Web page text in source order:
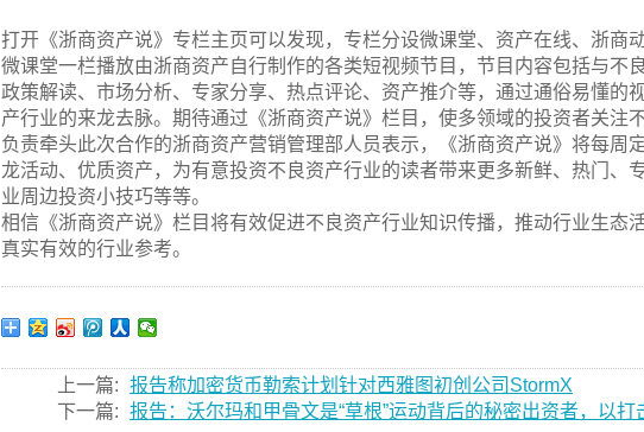
打开《浙商资产说》专栏主页可以发现，专栏分设微课堂、资产在线、浙商
微课堂一栏播放由浙商资产自行制作的各类短视频节目，节目内容包括与不
政策解读、市场分析、专家分享、热点评论、资产推介等，通过通俗易懂的
产行业的来龙去脉。期待通过《浙商资产说》栏目，使多领域的投资者关注
负责牵头此次合作的浙商资产营销管理部人员表示，《浙商资产说》将每周
龙活动、优质资产，为有意投资不良资产行业的读者带来更多新鲜、热门、
业周边投资小技巧等等。
相信《浙商资产说》栏目将有效促进不良资产行业知识传播，推动行业生态
真实有效的行业参考。
上一篇: 报告称加密货币勒索计划针对西雅图初创公司StormX
下一篇: 报告：沃尔玛和甲骨文是“草根”运动背后的秘密出资者，以打